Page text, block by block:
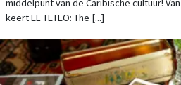
middelpunt van de Caribische cultuur!
keert EL TETEO: The [...]